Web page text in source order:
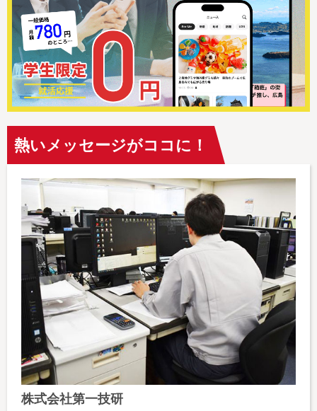
熱いメッセージがココに！
株式会社第一技研